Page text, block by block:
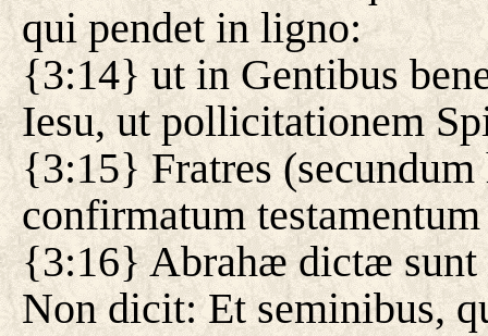
qui pendet in ligno:
{3:14} ut in Gentibus
Iesu, ut pollicitationem
{3:15} Fratres
confirmatum
{3:16} Abrahæ dictæ sunt
Non dicit: Et seminibus,